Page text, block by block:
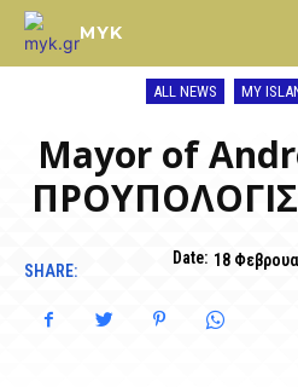
MYK
ALL NEWS MY
Mayor of
Date: 18
SHARE: